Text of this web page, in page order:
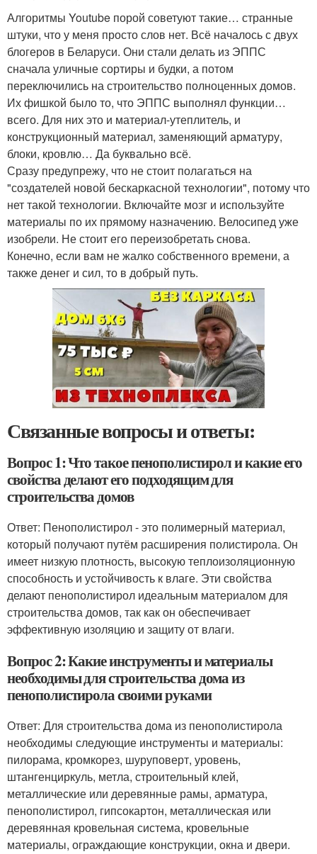
Алгоритмы Youtube порой советуют такие… странные
штуки, что у меня просто слов нет. Всё началось с двух
блогеров в Беларуси. Они стали делать из ЭППС
сначала уличные сортиры и будки, а потом
переключились на строительство полноценных домов.
Их фишкой было то, что ЭППС выполнял функции…
всего. Для них это и материал-утеплитель, и
конструкционный материал, заменяющий арматуру,
блоки, кровлю… Да буквально всё.
Сразу предупрежу, что не стоит полагаться на
"создателей новой бескаркасной технологии", потому что
нет такой технологии. Включайте мозг и используйте
материалы по их прямому назначению. Велосипед уже
изобрели. Не стоит его переизобретать снова.
Конечно, если вам не жалко собственного времени, а
также денег и сил, то в добрый путь.
Связанные вопросы и ответы:
Вопрос 1: Что такое пенополистирол и какие его
свойства делают его подходящим для
строительства домов
Ответ: Пенополистирол - это полимерный материал,
который получают путём расширения полистирола. Он
имеет низкую плотность, высокую теплоизоляционную
способность и устойчивость к влаге. Эти свойства
делают пенополистирол идеальным материалом для
строительства домов, так как он обеспечивает
эффективную изоляцию и защиту от влаги.
Вопрос 2: Какие инструменты и материалы
необходимы для строительства дома из
пенополистирола своими руками
Ответ: Для строительства дома из пенополистирола
необходимы следующие инструменты и материалы:
пилорама, кромкорез, шуруповерт, уровень,
штангенциркуль, метла, строительный клей,
металлические или деревянные рамы, арматура,
пенополистирол, гипсокартон, металлическая или
деревянная кровельная система, кровельные
материалы, ограждающие конструкции, окна и двери.